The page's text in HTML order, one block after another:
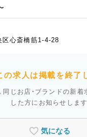
区心斎橋筋1-4-28
の求人は掲載を終了
同じお店・ブランドの新着
した方にお知らせします
気になる